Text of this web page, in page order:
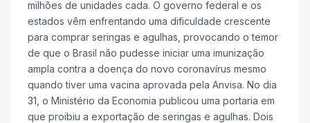
milhões de unidades cada. O governo federal e os
estados vêm enfrentando uma dificuldade crescente
para comprar seringas e agulhas, provocando o temor
de que o Brasil não pudesse iniciar uma imunização
ampla contra a doença do novo coronavírus mesmo
quando tiver uma vacina aprovada pela Anvisa. No dia
31, o Ministério da Economia publicou uma portaria em
que proibiu a exportação de seringas e agulhas. Dois